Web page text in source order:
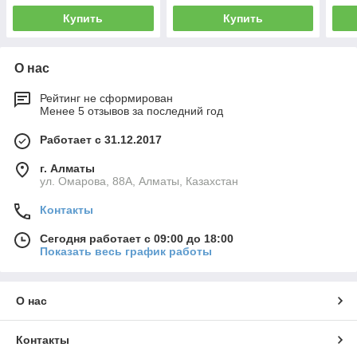
Купить Купить
О нас
Рейтинг не сформирован
Менее 5 отзывов за последний год
Работает с 31.12.2017
г. Алматы
ул. Омарова, 88А, Алматы, Казахстан
Контакты
Сегодня работает с 09:00 до 18:00
Показать весь график работы
О нас
Контакты